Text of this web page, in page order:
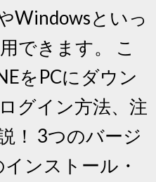
Windowsといっ
できます。 こ
をPCにダウン
グイン方法、注
！ 3つのバージ
ンストール・